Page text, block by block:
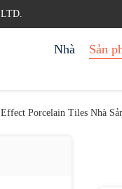
Nhà Sản
Effect Porcelain Tiles Nhà